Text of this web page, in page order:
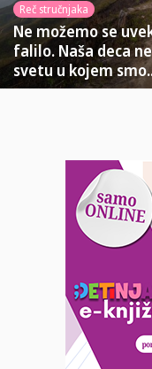
Reč stručnjaka
Ne možemo se
falilo. Naša deca
svetu u kojem